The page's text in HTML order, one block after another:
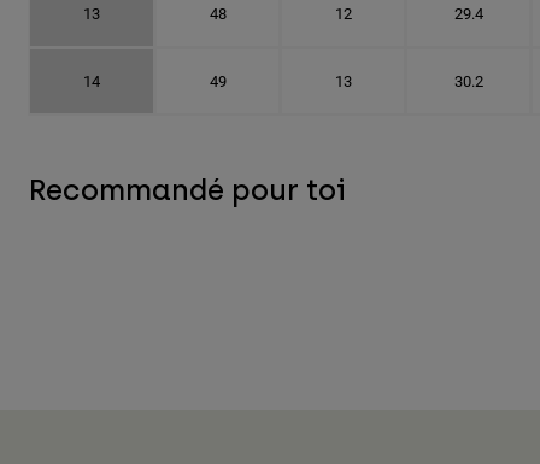
13 48 12 29.4
14 49 13 30.2
Recommandé pour toi